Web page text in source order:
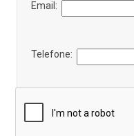
Email:
Telefone: